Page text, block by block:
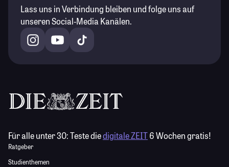
Lass uns in Verbindung bleiben und folge uns auf
unseren Social-Media Kanälen.
Für alle unter 30:Teste diedigitale ZEIT6 Wochen gratis!
Ratgeber
Studienthemen